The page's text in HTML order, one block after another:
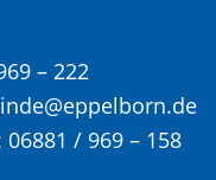
– 222
06881 / 969 – 158